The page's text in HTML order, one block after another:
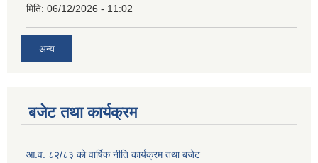
मिति: 06/12/2026 - 11:02
अन्य
बजेट तथा कार्यक्रम
आ.व. ८२/८३ को वार्षिक नीति कार्यक्रम तथा बजेट